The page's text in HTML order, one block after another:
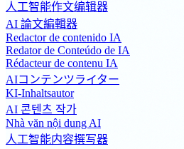
人工智能作文编辑器
AI 論文編輯器
Redactor de contenido IA
Redator de Conteúdo de IA
Rédacteur de contenu IA
AIコンテンツライター
KI-Inhaltsautor
AI 콘텐츠 작가
Nhà văn nội dung AI
人工智能内容撰写器